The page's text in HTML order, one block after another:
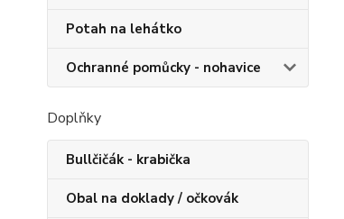
Potah na lehátko
Ochranné pomůcky - nohavice
Doplňky
Bullčičák - krabička
Obal na doklady / očkovák